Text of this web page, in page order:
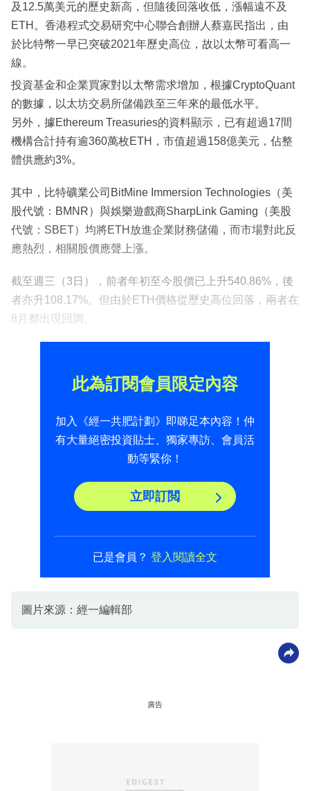
及12.5萬美元的歷史新高，但隨後回落收低，漲幅遠不及
ETH。香港程式交易研究中心聯合創辦人蔡嘉民指出，由
於比特幣一早已突破2021年歷史高位，故以太幣可看高一
線。
投資基金和企業買家對以太幣需求增加，根據CryptoQuant
的數據，以太坊交易所儲備跌至三年來的最低水平。
另外，據Ethereum Treasuries的資料顯示，已有超過17間
機構合計持有逾360萬枚ETH，市值超過158億美元，佔整
體供應約3%。
其中，比特礦業公司BitMine Immersion Technologies（美
股代號：BMNR）與娛樂遊戲商SharpLink Gaming（美股
代號：SBET）均將ETH放進企業財務儲備，而市場對此反
應熱烈，相關股價應聲上漲。
截至週三（3日），前者年初至今股價已上升540.86%，後
者亦升108.17%。但由於ETH價格從歷史高位回落，兩者在
8月都出現回調。
此為訂閱會員限定內容
加入《經一共肥計劃》即睇足本內容！仲
有大量絕密投資貼士、獨家專訪、會員活
動等緊你！
立即訂閲
已是會員？ 登入閱讀全文
圖片來源：經一編輯部
廣告